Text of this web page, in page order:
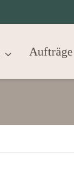
Aufträge